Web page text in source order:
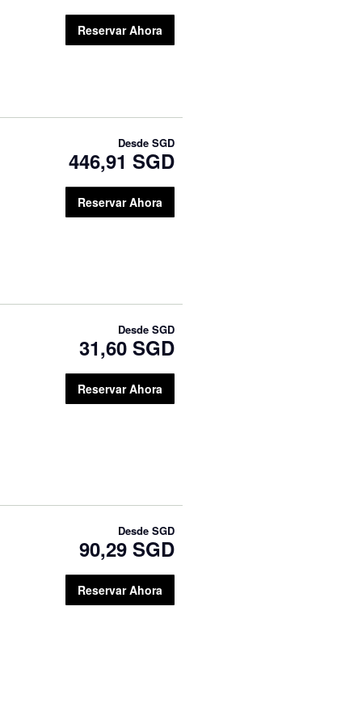
Reservar Ahora
Desde SGD
446,91 SGD
Reservar Ahora
Desde SGD
31,60 SGD
Reservar Ahora
Desde SGD
90,29 SGD
Reservar Ahora